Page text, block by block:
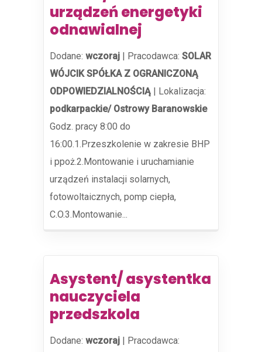
urządzeń energetyki
odnawialnej
Dodane: wczoraj | Pracodawca: SOLAR
WÓJCIK SPÓŁKA Z OGRANICZONĄ
ODPOWIEDZIALNOŚCIĄ | Lokalizacja:
podkarpackie/ Ostrowy Baranowskie
Godz. pracy 8:00 do
16:00.1.Przeszkolenie w zakresie BHP
i ppoż.2.Montowanie i uruchamianie
urządzeń instalacji solarnych,
fotowoltaicznych, pomp ciepła,
C.O.3.Montowanie...
Asystent/ asystentka
nauczyciela
przedszkola
Dodane: wczoraj | Pracodawca: